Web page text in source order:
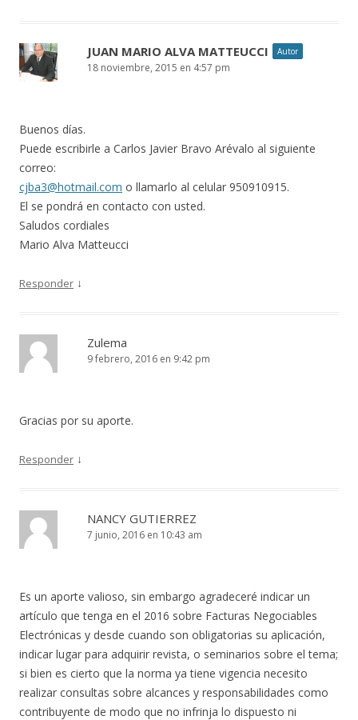
JUAN MARIO ALVA MATTEUCCI Autor
18 noviembre, 2015 en 4:57 pm
Buenos días.
Puede escribirle a Carlos Javier Bravo Arévalo al siguiente
correo:
cjba3@hotmail.com o llamarlo al celular 950910915.
El se pondrá en contacto con usted.
Saludos cordiales
Mario Alva Matteucci
Responder ↓
Zulema
9 febrero, 2016 en 9:42 pm
Gracias por su aporte.
Responder ↓
NANCY GUTIERREZ
7 junio, 2016 en 10:43 am
Es un aporte valioso, sin embargo agradeceré indicar un
artículo que tenga en el 2016 sobre Facturas Negociables
Electrónicas y desde cuando son obligatorias su aplicación,
indicar lugar para adquirir revista, o seminarios sobre el tema;
si bien es cierto que la norma ya tiene vigencia necesito
realizar consultas sobre alcances y responsabilidades como
contribuyente de modo que no infrinja lo dispuesto ni